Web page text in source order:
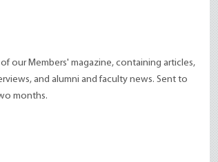
our Members' magazine, containing articles,
and alumni and faculty news. Sent to
months.